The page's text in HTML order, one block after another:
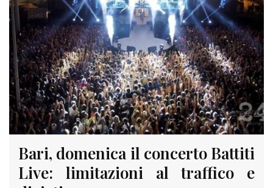
Bari, domenica il concerto Battiti
Live: limitazioni al traffico e